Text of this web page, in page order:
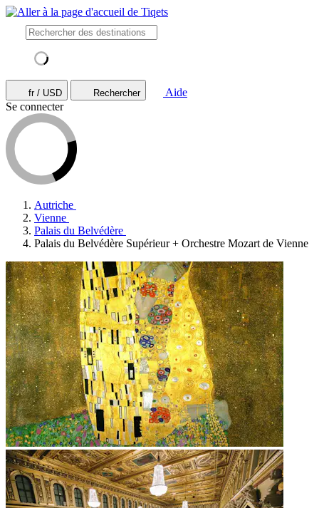
fr / USD Rechercher
Aide
Se connecter
Autriche
Vienne
Palais du Belvédère
Palais du Belvédère Supérieur + Orchestre Mozart de Vienne